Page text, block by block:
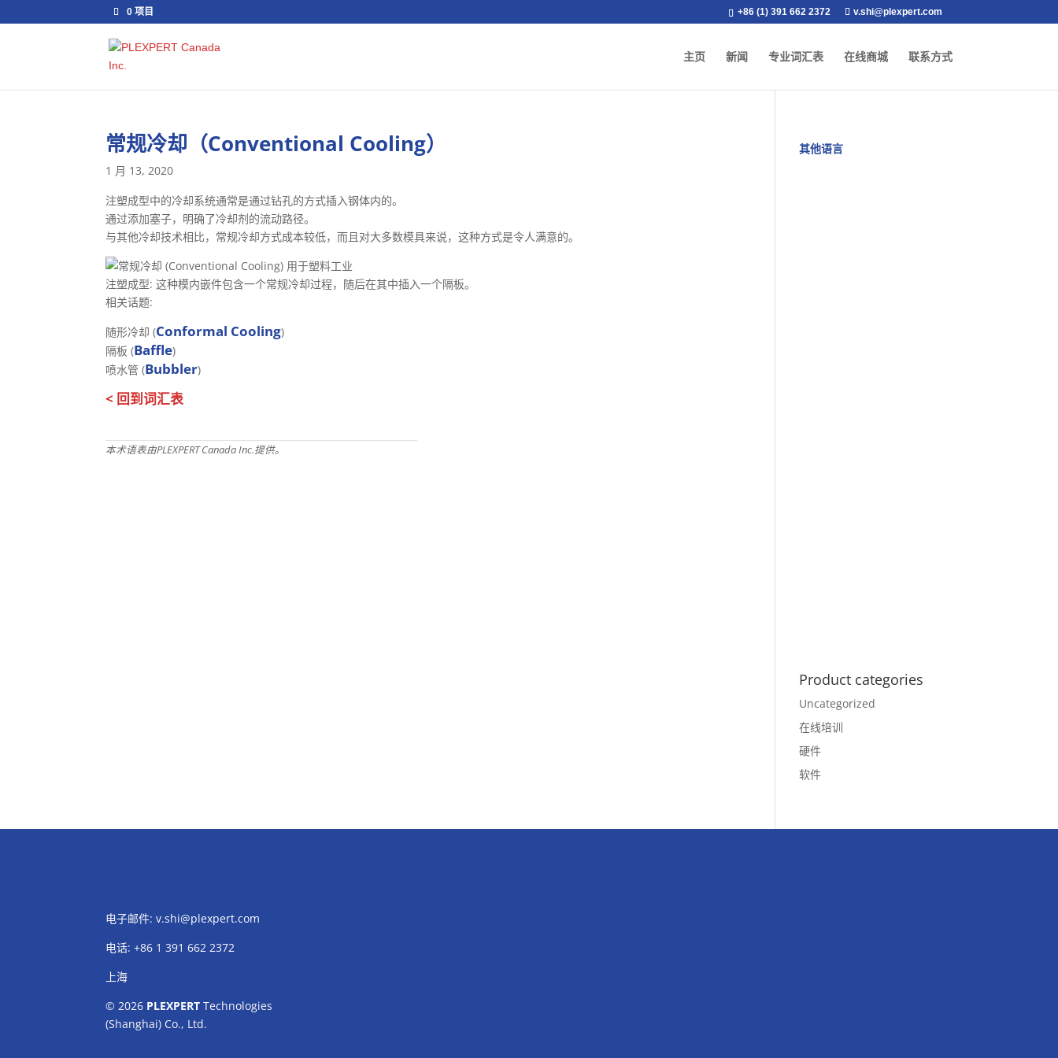
+86 (1) 391 662 2372 v.shi@plexpert.com
0 项目
主页 新闻 专业词汇表 在线商城 联系方式
常规冷却（Conventional Cooling）
1 月 13, 2020
注塑成型中的冷却系统通常是通过钻孔的方式插入钢体内的。
通过添加塞子，明确了冷却剂的流动路径。
与其他冷却技术相比，常规冷却方式成本较低，而且对大多数模具来说，这种方式是令人满意的。
注塑成型: 这种模内嵌件包含一个常规冷却过程，随后在其中插入一个隔板。
相关话题:
随形冷却 (Conformal Cooling)
隔板 (Baffle)
喷水管 (Bubbler)
< 回到词汇表
本术语表由PLEXPERT Canada Inc.提供。
其他语言
Product categories
Uncategorized
在线培训
硬件
软件
电子邮件:v.shi@plexpert.com
电话: +86 1 391 662 2372
上海
© 2026 PLEXPERT Technologies
(Shanghai) Co., Ltd.